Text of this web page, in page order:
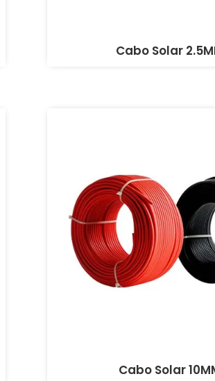
Cabo Solar
Cabo Solar